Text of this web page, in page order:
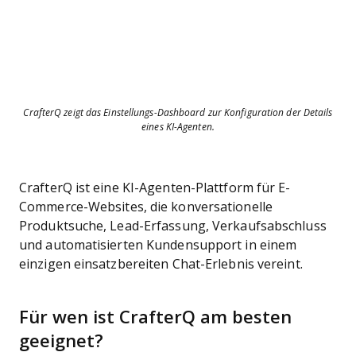
CrafterQ zeigt das Einstellungs-Dashboard zur Konfiguration der Details
eines KI-Agenten.
CrafterQ ist eine KI-Agenten-Plattform für E-
Commerce-Websites, die konversationelle
Produktsuche, Lead-Erfassung, Verkaufsabschluss
und automatisierten Kundensupport in einem
einzigen einsatzbereiten Chat-Erlebnis vereint.
Für wen ist CrafterQ am besten
geeignet?